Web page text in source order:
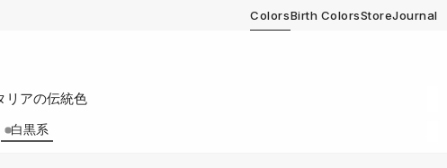
ColorsBirth ColorsStoreJournal
リアの伝統色
白黒系